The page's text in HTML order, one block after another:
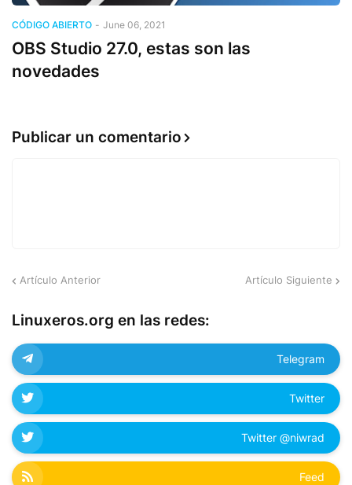
CÓDIGO ABIERTO - June 06, 2021
OBS Studio 27.0, estas son las
novedades
Publicar un comentario
Artículo Anterior Artículo Siguiente
Linuxeros.org en las redes:
Telegram
Twitter
Twitter @niwrad
Feed